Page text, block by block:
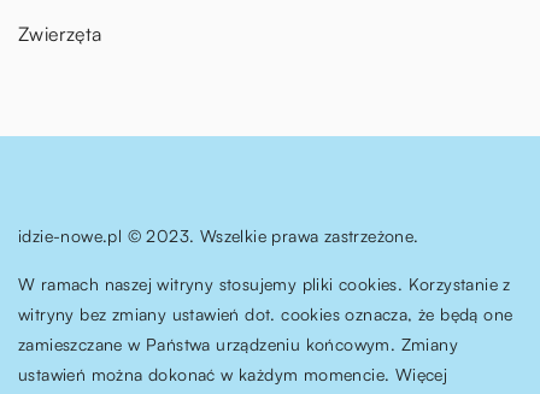
Zwierzęta
idzie-nowe.pl © 2023. Wszelkie prawa zastrzeżone.
W ramach naszej witryny stosujemy pliki cookies. Korzystanie z
witryny bez zmiany ustawień dot. cookies oznacza, że będą one
zamieszczane w Państwa urządzeniu końcowym. Zmiany
ustawień można dokonać w każdym momencie. Więcej